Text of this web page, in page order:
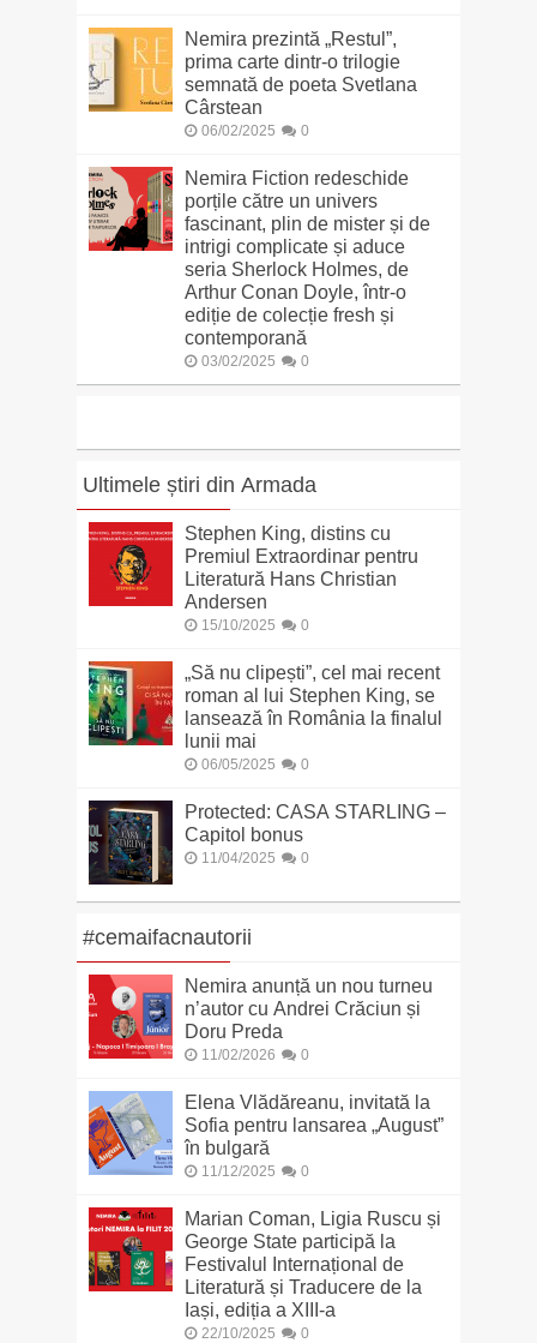
Nemira prezintă „Restul”,
prima carte dintr-o trilogie
semnată de poeta Svetlana
Cârstean
06/02/2025 0
Nemira Fiction redeschide
porțile către un univers
fascinant, plin de mister și de
intrigi complicate și aduce
seria Sherlock Holmes, de
Arthur Conan Doyle, într-o
ediție de colecție fresh și
contemporană
03/02/2025 0
Ultimele știri din Armada
Stephen King, distins cu
Premiul Extraordinar pentru
Literatură Hans Christian
Andersen
15/10/2025 0
„Să nu clipești”, cel mai recent
roman al lui Stephen King, se
lansează în România la finalul
lunii mai
06/05/2025 0
Protected: CASA STARLING –
Capitol bonus
11/04/2025 0
#cemaifacnautorii
Nemira anunță un nou turneu
n’autor cu Andrei Crăciun și
Doru Preda
11/02/2026 0
Elena Vlădăreanu, invitată la
Sofia pentru lansarea „August”
în bulgară
11/12/2025 0
Marian Coman, Ligia Ruscu și
George State participă la
Festivalul Internațional de
Literatură și Traducere de la
Iași, ediția a XIII-a
22/10/2025 0